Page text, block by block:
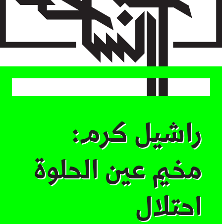
main
راشيل كرم:
مخيم عين الحلوة
احتلال